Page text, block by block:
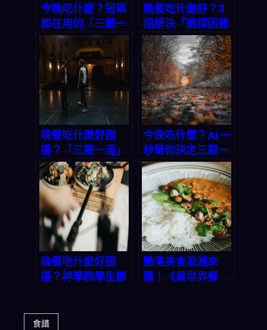
今晚吃什麼？冠軍
都在用的「三餸一
湯」秘笈，讓你每
天輕鬆上菜！
晚餐吃什麼好？3
招解決「選擇困難
症」，一鍵生成完
美三餸一湯！
晚餐吃什麼好困
擾？「三餸一湯」
一鍵生成，選擇困
難症有救了！
今晚吃什麼？AI 一
秒幫你決定三餸一
湯，告別晚餐選擇
困難
晚餐吃什麼好困
擾？神學院學生都
定全家胃
動漫美食浪潮來
襲！《異世界餐
食譜